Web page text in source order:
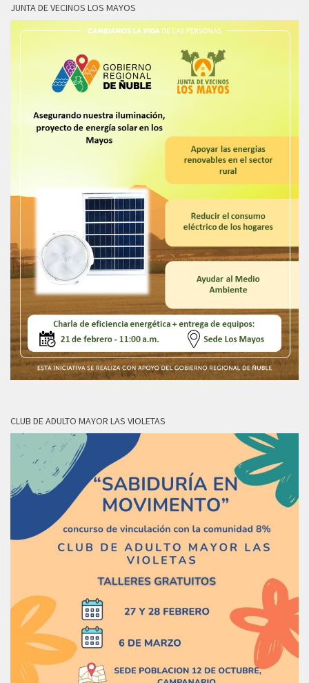
JUNTA DE VECINOS LOS MAYOS
CLUB DE ADULTO MAYOR LAS VIOLETAS